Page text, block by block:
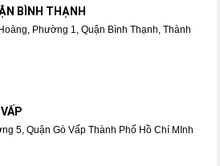
BÌNH THẠNH
Phường 1, Quận Bình Thạnh, Thành
5, Quận Gò Vấp Thành Phố Hồ Chí MInh